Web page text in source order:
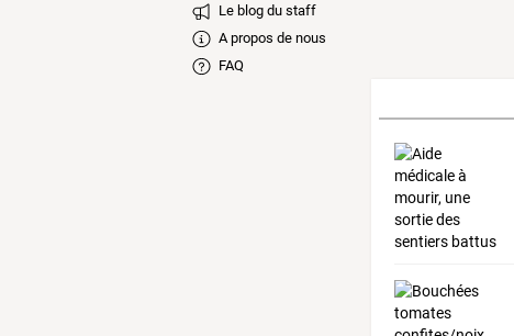
Le blog du staff
A propos de nous
FAQ